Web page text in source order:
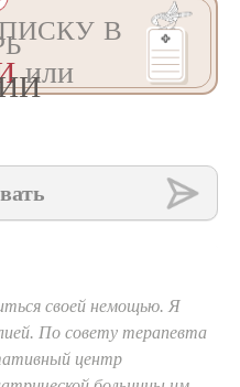
В
или
своей немощью. Я
По совету терапевта
центр